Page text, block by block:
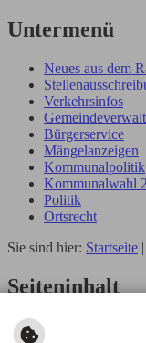
Untermenü
Neues aus dem
Verkehrsinfos
Bürgerservice
Mängelanzeigen
Kommunalpolitik
Kommunalwahl
Politik
Ortsrecht
Sie sind hier: Startseite |
Seiteninhalt
Allgemeines